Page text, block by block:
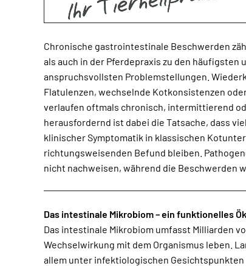
Chronische gastrointestinale Beschwerden
als auch in der Pferdepraxis zu den häufigsten
anspruchsvollsten Problemstellungen.
Flatulenzen, wechselnde Kotkonsistenzen
verlaufen oftmals chronisch, intermittierend
herausfordernd ist dabei die Tatsache, dass
klinischer Symptomatik in klassischen
richtungsweisenden Befund bleiben.
nicht nachweisen, während die Beschwerden
zeigt sich zunehmend, dass Erkrankungen
lokale Verdauungsprobleme hinausreichen
atopische Reaktionen, Leistungsabfall,
immunologische Dysregulationen werden
Veränderungen des intestinalen Milieus
nicht mehr ausschließlich als
sich um ein hochkomplexes Regulationssystem mit
Stoffwechsel, Schleimhautintegrität und
Das intestinale Mikrobiom – ein funktionelles
Das intestinale Mikrobiom umfasst Milliarden
Wechselwirkung mit dem Organismus leben.
allem unter infektiologischen
Gleichzeitig fungiert die physiologische
gegenüber pathogenen
Immunantwort. Die Zusammensetzung des